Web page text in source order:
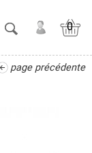
0
page précédente